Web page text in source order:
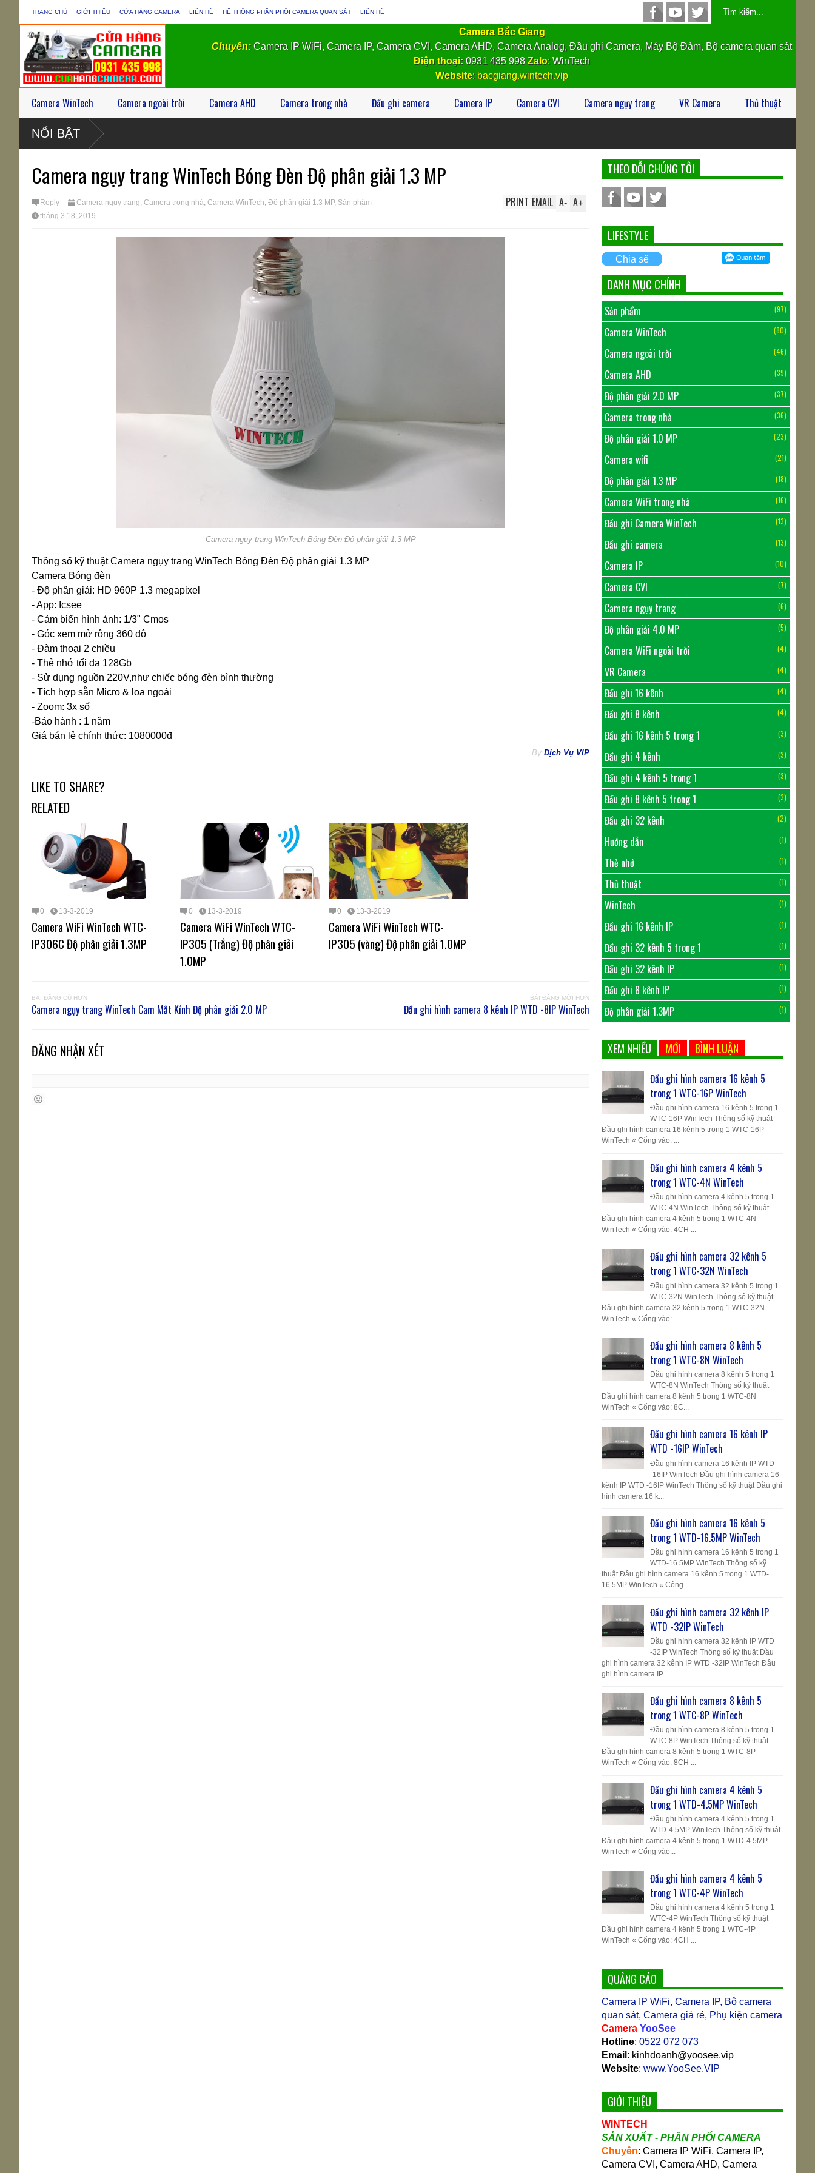
TRANG CHỦ GIỚI THIỆU CỬA HÀNG CAMERA LIÊN HỆ HỆ THỐNG PHÂN PHỐI CAMERA QUAN SÁT LIÊN HỆ
Camera Bắc Giang
Chuyên:Camera IP WiFi, Camera IP, Camera CVI, Camera AHD, Camera Analog, Đầu ghi Camera, Máy Bộ Đàm, Bộ camera quan sát
Điện thoại: 0931 435 998 Zalo: WinTech
Website: bacgiang.wintech.vip
Camera WinTech Camera ngoài trời Camera AHD Camera trong nhà Đầu ghi camera Camera IP Camera CVI Camera ngụy trang VR Camera Thủ thuật
NỔI BẬT
Camera ngụy trang WinTech Bóng Đèn Độ phân giải 1.3 MP
Reply Camera ngụy trang Camera trong nhà Camera WinTech Độ phân giải 1.3 MP, Sản phẩm
tháng 3 18, 2019
A+
A-
EMAIL
PRINT
Camera ngụy trang WinTech Bóng Đèn Độ phân giải 1.3 MP
Thông số kỹ thuật Camera ngụy trang WinTech Bóng Đèn Độ phân giải 1.3 MP
Camera Bóng đèn
- Độ phân giải: HD 960P 1.3 megapixel
- App: Icsee
- Cảm biến hình ảnh: 1/3" Cmos
- Góc xem mở rộng 360 độ
- Đàm thoại 2 chiều
- Thẻ nhớ tối đa 128Gb
- Sử dụng nguồn 220V,như chiếc bóng đèn bình thường
- Tích hợp sẵn Micro & loa ngoài
- Zoom: 3x số
-Bảo hành : 1 năm
Giá bán lẻ chính thức: 1080000đ
By Dịch Vụ VIP
LIKE TO SHARE?
RELATED
0 13-3-2019
Camera WiFi WinTech WTC-
IP306C Độ phân giải 1.3MP
0 13-3-2019
Camera WiFi WinTech WTC-
IP305 (Trắng) Độ phân giải
1.0MP
0 13-3-2019
Camera WiFi WinTech WTC-
IP305 (vàng) Độ phân giải 1.0MP
BÀI ĐĂNG CŨ HƠN
Camera ngụy trang WinTech Cam Mắt Kính Độ phân giải 2.0 MP
BÀI ĐĂNG MỚI HƠN
Đầu ghi hình camera 8 kênh IP WTD -8IP WinTech
ĐĂNG NHẬN XÉT
THEO DỖI CHÚNG TÔI
LIFESTYLE
Chia sẽ
DANH MỤC CHÍNH
Sản phẩm (97)
Camera WinTech (80)
Camera ngoài trời (46)
Camera AHD (39)
Độ phân giải 2.0 MP (37)
Camera trong nhà (36)
Độ phân giải 1.0 MP (23)
Camera wifi (21)
Độ phân giải 1.3 MP (18)
Camera WiFi trong nhà (16)
Đầu ghi Camera WinTech (13)
Đầu ghi camera (13)
Camera IP (10)
Camera CVI (7)
Camera ngụy trang (6)
Độ phân giải 4.0 MP (5)
Camera WiFi ngoài trời (4)
VR Camera (4)
Đầu ghi 16 kênh (4)
Đầu ghi 8 kênh (4)
Đầu ghi 16 kênh 5 trong 1 (3)
Đầu ghi 4 kênh (3)
Đầu ghi 4 kênh 5 trong 1 (3)
Đầu ghi 8 kênh 5 trong 1 (3)
Đầu ghi 32 kênh (2)
Hướng dẫn (1)
Thẻ nhớ (1)
Thủ thuật (1)
WinTech (1)
Đầu ghi 16 kênh IP (1)
Đầu ghi 32 kênh 5 trong 1 (1)
Đầu ghi 32 kênh IP (1)
Đầu ghi 8 kênh IP (1)
Độ phân giải 1.3MP (1)
XEM NHIỀU MỚI BÌNH LUẬN
Đầu ghi hình camera 16 kênh 5
trong 1 WTC-16P WinTech
Đầu ghi hình camera 16 kênh 5 trong 1
WTC-16P WinTech Thông số kỹ thuật
Đầu ghi hình camera 16 kênh 5 trong 1 WTC-16P
WinTech « Cổng vào: ...
Đầu ghi hình camera 4 kênh 5
trong 1 WTC-4N WinTech
Đầu ghi hình camera 4 kênh 5 trong 1
WTC-4N WinTech Thông số kỹ thuật
Đầu ghi hình camera 4 kênh 5 trong 1 WTC-4N
WinTech « Cổng vào: 4CH ...
Đầu ghi hình camera 32 kênh 5
trong 1 WTC-32N WinTech
Đầu ghi hình camera 32 kênh 5 trong 1
WTC-32N WinTech Thông số kỹ thuật
Đầu ghi hình camera 32 kênh 5 trong 1 WTC-32N
WinTech « Cổng vào: ...
Đầu ghi hình camera 8 kênh 5
trong 1 WTC-8N WinTech
Đầu ghi hình camera 8 kênh 5 trong 1
WTC-8N WinTech Thông số kỹ thuật
Đầu ghi hình camera 8 kênh 5 trong 1 WTC-8N
WinTech « Cổng vào: 8C...
Đầu ghi hình camera 16 kênh IP
WTD -16IP WinTech
Đầu ghi hình camera 16 kênh IP WTD
-16IP WinTech Đầu ghi hình camera 16
kênh IP WTD -16IP WinTech Thông số kỹ thuật Đầu ghi
hình camera 16 k...
Đầu ghi hình camera 16 kênh 5
trong 1 WTD-16.5MP WinTech
Đầu ghi hình camera 16 kênh 5 trong 1
WTD-16.5MP WinTech Thông số kỹ
thuật Đầu ghi hình camera 16 kênh 5 trong 1 WTD-
16.5MP WinTech « Cổng...
Đầu ghi hình camera 32 kênh IP
WTD -32IP WinTech
Đầu ghi hình camera 32 kênh IP WTD
-32IP WinTech Thông số kỹ thuật Đầu
ghi hình camera 32 kênh IP WTD -32IP WinTech Đầu
ghi hình camera IP...
Đầu ghi hình camera 8 kênh 5
trong 1 WTC-8P WinTech
Đầu ghi hình camera 8 kênh 5 trong 1
WTC-8P WinTech Thông số kỹ thuật
Đầu ghi hình camera 8 kênh 5 trong 1 WTC-8P
WinTech « Cổng vào: 8CH ...
Đầu ghi hình camera 4 kênh 5
trong 1 WTD-4.5MP WinTech
Đầu ghi hình camera 4 kênh 5 trong 1
WTD-4.5MP WinTech Thông số kỹ thuật
Đầu ghi hình camera 4 kênh 5 trong 1 WTD-4.5MP
WinTech « Cổng vào...
Đầu ghi hình camera 4 kênh 5
trong 1 WTC-4P WinTech
Đầu ghi hình camera 4 kênh 5 trong 1
WTC-4P WinTech Thông số kỹ thuật
Đầu ghi hình camera 4 kênh 5 trong 1 WTC-4P
WinTech « Cổng vào: 4CH ...
QUẢNG CÁO
Camera IP WiFi, Camera IP, Bộ camera
quan sát, Camera giá rẻ, Phụ kiện camera
Camera YooSee
Hotline: 0522 072 073
Email : kinhdoanh@yoosee.vip
Website: www.YooSee.VIP
GIỚI THIỆU
WINTECH
SẢN XUẤT - PHÂN PHỐI CAMERA
Chuyên: Camera IP WiFi, Camera IP,
Camera CVI, Camera AHD, Camera